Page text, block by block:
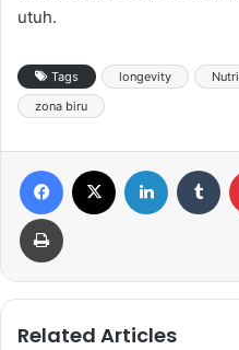
utuh.
Tags longevity
zona biru
Related Articles